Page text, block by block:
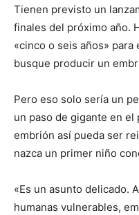
Tienen previsto un
finales del próximo año.
«cinco o seis años»
busque producir un
Pero eso solo sería un
un paso de gigante en
embrión así pueda ser
nazca un primer niño
«Es un asunto delicado.
humanas vulnerables,